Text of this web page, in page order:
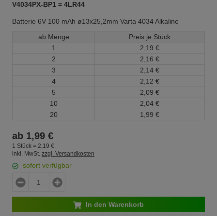
V4034PX-BP1 = 4LR44
Batterie 6V 100 mAh ø13x25,2mm Varta 4034 Alkaline
ab Menge
Preis je Stück
1
2, 19 €
2
2, 16 €
3
2, 14 €
4
2, 12 €
5
2, 09 €
10
2, 04 €
20
1, 99 €
ab 1,99 €
1 Stück = 2, 19 €
inkl. MwSt. zzgl. Versandkosten
sofort verfügbar
In den Warenkorb